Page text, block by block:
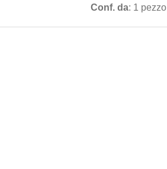
Conf. da: 1 pezzo